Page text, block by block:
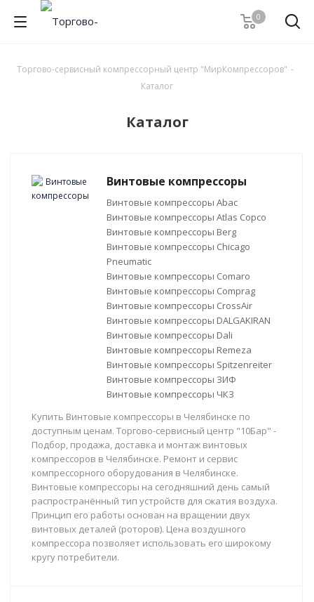
0
Торгово-сервисный компрессорный центр "МирКомпрессоров" -
Каталог
Каталог
Винтовые компрессоры
Винтовые компрессоры Abac
Винтовые компрессоры Atlas Copco
Винтовые компрессоры Berg
Винтовые компрессоры Chicago
Pneumatic
Винтовые компрессоры Comaro
Винтовые компрессоры Comprag
Винтовые компрессоры CrossAir
Винтовые компрессоры DALGAKIRAN
Винтовые компрессоры Dali
Винтовые компрессоры Remeza
Винтовые компрессоры Spitzenreiter
Винтовые компрессоры ЗИФ
Винтовые компрессоры ЧКЗ
Купить Винтовые компрессоры в Челябинске по
доступным ценам. Торгово-сервисный центр "10Бар" -
Подбор, продажа, доставка и монтаж винтовых
компрессоров в Челябинске. Ремонт и сервис
компрессорного оборудования в Челябинске.
Винтовые компрессоры на сегодняшний день самый
распространённый тип устройств для сжатия воздуха.
Принцип его работы основан на вращении двух
винтовых деталей (роторов). Цена воздушного
компрессора позволяет использовать его широкому
кругу потребители.